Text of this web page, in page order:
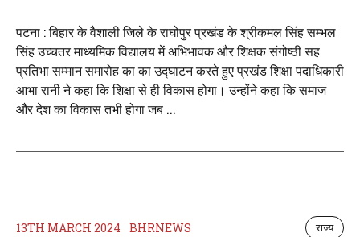
पटना : बिहार के वैशाली जिले के राघोपुर प्रखंड के श्रीकमल सिंह सम्भल
सिंह उच्चतर माध्यमिक विद्यालय में अभिभावक और शिक्षक संगोष्ठी सह
प्रतिभा सम्मान समारोह का का उद्घाटन करते हुए प्रखंड शिक्षा पदाधिकारी
आभा रानी ने कहा कि शिक्षा से ही विकास होगा। उन्होंने कहा कि समाज
और देश का विकास तभी होगा जब ...
13TH MARCH 2024 BHRNEWS राज्य